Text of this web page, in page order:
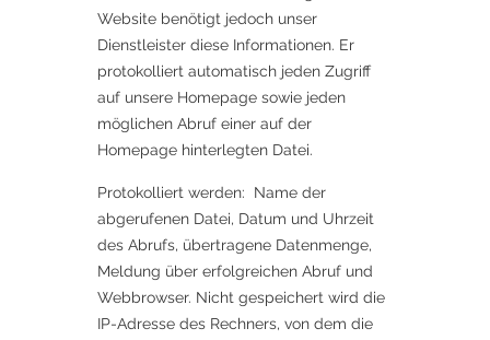
Website benötigt jedoch unser
Dienstleister diese Informationen. Er
protokolliert automatisch jeden Zugriff
auf unsere Homepage sowie jeden
möglichen Abruf einer auf der
Homepage hinterlegten Datei.
Protokolliert werden: Name der
abgerufenen Datei, Datum und Uhrzeit
des Abrufs, übertragene Datenmenge,
Meldung über erfolgreichen Abruf und
Webbrowser. Nicht gespeichert wird die
IP-Adresse des Rechners, von dem die